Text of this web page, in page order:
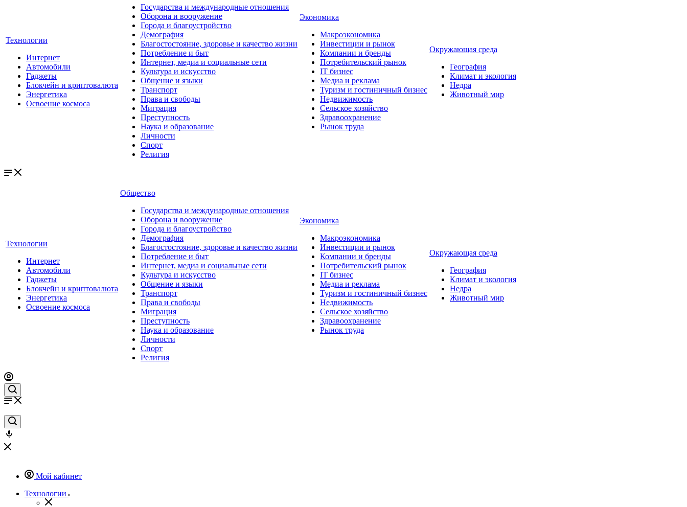
Технологии
Интернет
Автомобили
Гаджеты
Блокчейн и криптовалюта
Энергетика
Освоение космоса
Государства и международные отношения
Оборона и вооружение
Города и благоустройство
Демография
Благостостояние, здоровье и качество жизни
Потребление и быт
Интернет, медиа и социальные сети
Культура и искусство
Общение и языки
Транспорт
Права и свободы
Миграция
Преступность
Наука и образование
Личности
Спорт
Религия
Экономика
Макроэкономика
Инвестиции и рынок
Компании и бренды
Потребительский рынок
IT бизнес
Медиа и реклама
Туризм и гостиничный бизнес
Недвижимость
Сельское хозяйство
Здравоохранение
Рынок труда
Окружающая среда
География
Климат и экология
Недра
Животный мир
Технологии
Интернет
Автомобили
Гаджеты
Блокчейн и криптовалюта
Энергетика
Освоение космоса
Общество
Государства и международные отношения
Оборона и вооружение
Города и благоустройство
Демография
Благостостояние, здоровье и качество жизни
Потребление и быт
Интернет, медиа и социальные сети
Культура и искусство
Общение и языки
Транспорт
Права и свободы
Миграция
Преступность
Наука и образование
Личности
Спорт
Религия
Экономика
Макроэкономика
Инвестиции и рынок
Компании и бренды
Потребительский рынок
IT бизнес
Медиа и реклама
Туризм и гостиничный бизнес
Недвижимость
Сельское хозяйство
Здравоохранение
Рынок труда
Окружающая среда
География
Климат и экология
Недра
Животный мир
Мой кабинет
Технологии